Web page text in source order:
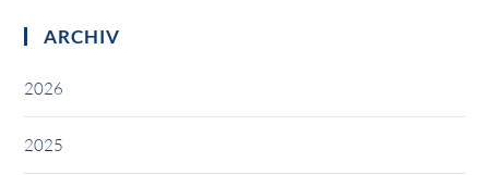
ARCHIV
2026
2025